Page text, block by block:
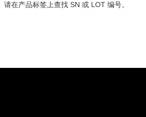
请在产品标签上查找 SN 或 LOT 编号。